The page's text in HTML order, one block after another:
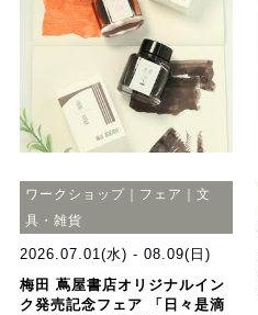
ワークショップ｜フェア｜文
具・雑貨
2026.07.01(水) - 08.09(日)
梅田 蔦屋書店オリジナルイン
ク発売記念フェア 「日々是滴